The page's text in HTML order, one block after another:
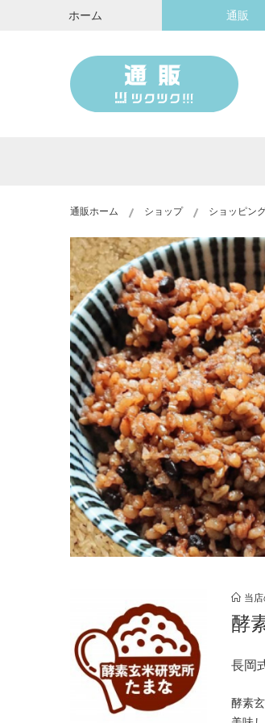
ホーム 通販
通販ホーム ショップ ショッピン
当
酵
長岡
酵素